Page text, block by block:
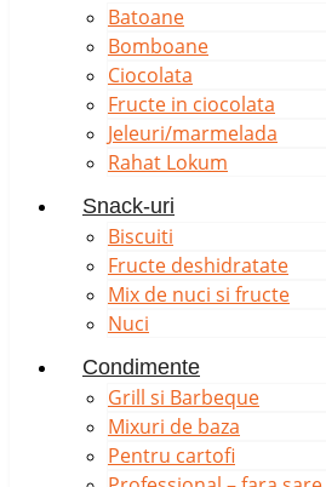
Batoane
Bomboane
Ciocolata
Fructe in ciocolata
Jeleuri/marmelada
Rahat Lokum
Snack-uri
Biscuiti
Fructe deshidratate
Mix de nuci si fructe
Nuci
Condimente
Grill si Barbeque
Mixuri de baza
Pentru cartofi